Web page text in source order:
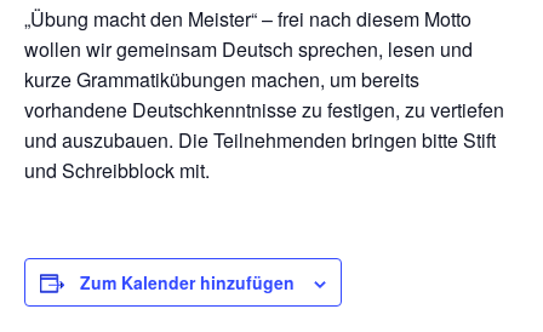
„Übung macht den Meister“ – frei nach diesem Motto
wollen wir gemeinsam Deutsch sprechen, lesen und
kurze Grammatikübungen machen, um bereits
vorhandene Deutschkenntnisse zu festigen, zu vertiefen
und auszubauen. Die Teilnehmenden bringen bitte Stift
und Schreibblock mit.
Zum Kalender hinzufügen